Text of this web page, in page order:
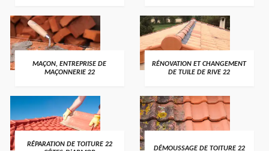
MAÇON, ENTREPRISE DE
MAÇONNERIE 22
RÉNOVATION ET CHANGEMENT
DE TUILE DE RIVE 22
RÉPARATION DE TOITURE 22
DÉMOUSSAGE DE TOITURE 22